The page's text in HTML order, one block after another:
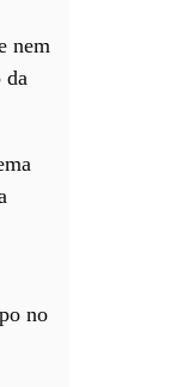
nem
da
no